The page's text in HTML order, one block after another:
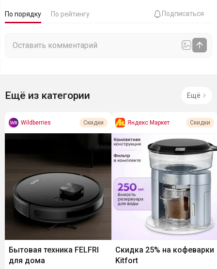
По порядку По рейтингу Подписаться
Ещё из категории Ещё
Wildberries Скидки
Бытовая техника FELFRI
для дома
Яндекс Маркет Скидки
Скидка 25% на кофеварки
Kitfort